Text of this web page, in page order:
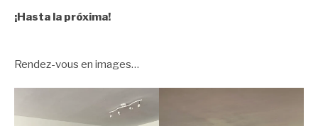
¡Hasta la próxima!
Rendez-vous en images…